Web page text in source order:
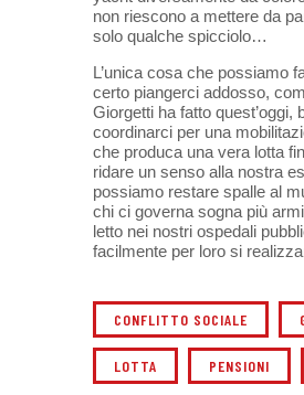
non riescono a mettere da
solo qualche spicciolo…
L’unica cosa che possiamo
certo piangerci addosso,
Giorgetti ha fatto quest’oggi,
coordinarci per una
che produca una vera lotta
ridare un senso alla nostra
possiamo restare spalle al
chi ci governa sogna più
letto nei nostri ospedali
facilmente per loro si
CONFLITTO SOCIALE
LOTTA PENSIONI